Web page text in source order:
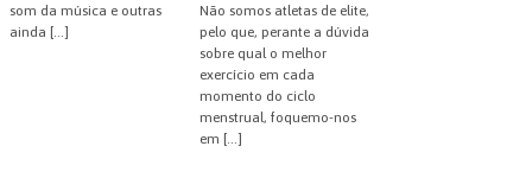
som da música e outras
ainda […]
Não somos atletas de elite,
pelo que, perante a dúvida
sobre qual o melhor
exercício em cada
momento do ciclo
menstrual, foquemo-nos
em […]